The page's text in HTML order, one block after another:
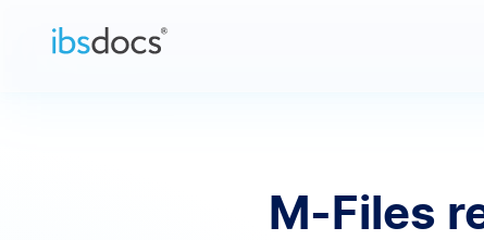
Pular para o conteúdo
M-Files